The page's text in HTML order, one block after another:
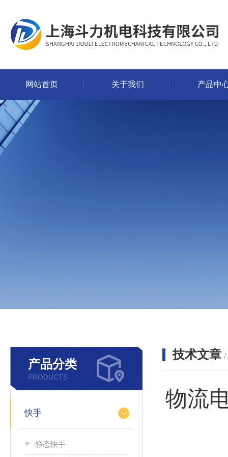
网站首页 关于我们 产品中
产品分类
PRODUCTS
快手
静态快手
技术文章 /
物流